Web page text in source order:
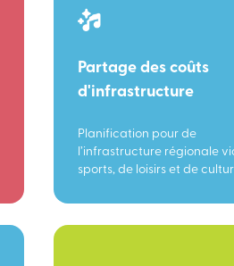
Partage des coûts
d'infrastructure
Planification pour de
l’infrastructure régionale
sports, de loisirs et de